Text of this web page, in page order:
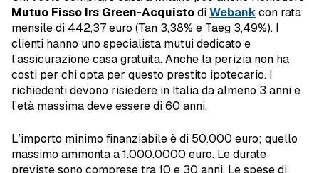
Mutuo Fisso Irs Green-AcquistodiWebankcon rata
mensile di 442,37 euro (Tan 3,38% e Taeg 3,49%). I
clienti hanno uno specialista mutui dedicato e
l’assicurazione casa gratuita. Anche la perizia non ha
costi per chi opta per questo prestito ipotecario. I
richiedenti devono risiedere in Italia da almeno 3 anni e
l’età massima deve essere di 60 anni.
L’importo minimo finanziabile è di 50.000 euro; quello
massimo ammonta a 1.000.0000 euro. Le durate
previste sono comprese tra 10 e 30 anni. Le spese di